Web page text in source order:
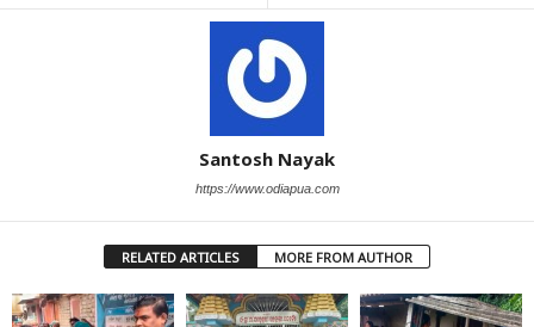
Santosh Nayak
https://www.odiapua.com
RELATED ARTICLES MORE FROM AUTHOR